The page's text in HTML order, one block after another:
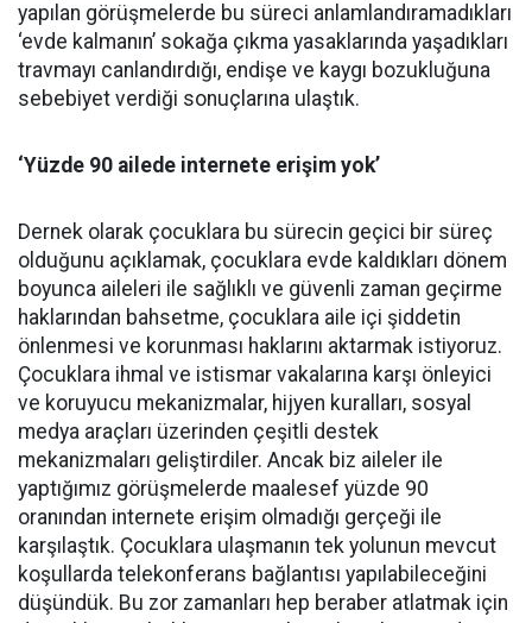
yapılan görüşmelerde bu süreci anlamlandıramadıkları
‘evde kalmanın’ sokağa çıkma yasaklarında yaşadıkları
travmayı canlandırdığı, endişe ve kaygı bozukluğuna
sebebiyet verdiği sonuçlarına ulaştık.
‘Yüzde 90 ailede internete erişim yok’
Dernek olarak çocuklara bu sürecin geçici bir süreç
olduğunu açıklamak, çocuklara evde kaldıkları dönem
boyunca aileleri ile sağlıklı ve güvenli zaman geçirme
haklarından bahsetme, çocuklara aile içi şiddetin
önlenmesi ve korunması haklarını aktarmak istiyoruz.
Çocuklara ihmal ve istismar vakalarına karşı önleyici
ve koruyucu mekanizmalar, hijyen kuralları, sosyal
medya araçları üzerinden çeşitli destek
mekanizmaları geliştirdiler. Ancak biz aileler ile
yaptığımız görüşmelerde maalesef yüzde 90
oranından internete erişim olmadığı gerçeği ile
karşılaştık. Çocuklara ulaşmanın tek yolunun mevcut
koşullarda telekonferans bağlantısı yapılabileceğini
düşündük. Bu zor zamanları hep beraber atlatmak için